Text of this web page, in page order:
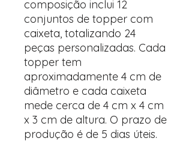
composição inclui 12
conjuntos de topper com
caixeta, totalizando 24
peças personalizadas. Cada
topper tem
aproximadamente 4 cm de
diâmetro e cada caixeta
mede cerca de 4 cm x 4 cm
x 3 cm de altura. O prazo de
produção é de 5 dias úteis.